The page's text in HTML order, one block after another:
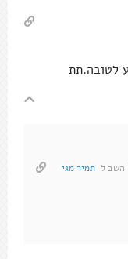
לטובה.תת
השב ל תמיר מגי